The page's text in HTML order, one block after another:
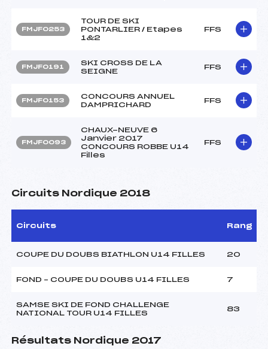
FMJF0253
TOUR DE SKI
PONTARLIER / Etapes
1&2
FFS
FMJF0191
SKI CROSS DE LA
SEIGNE
FFS
FMJF0153
CONCOURS ANNUEL
DAMPRICHARD
FFS
FMJF0093
CHAUX-NEUVE 6
Janvier 2017
CONCOURS ROBBE U14
Filles
FFS
Circuits Nordique 2018
Circuits Rang
COUPE DU DOUBS BIATHLON U14 FILLES 20
FOND – COUPE DU DOUBS U14 FILLES 7
SAMSE SKI DE FOND CHALLENGE
NATIONAL TOUR U14 FILLES
83
Résultats Nordique 2017